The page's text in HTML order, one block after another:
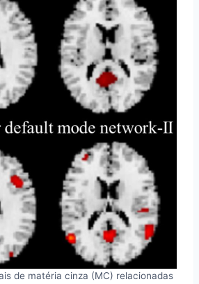
de matéria cinza (MC) relacionadas